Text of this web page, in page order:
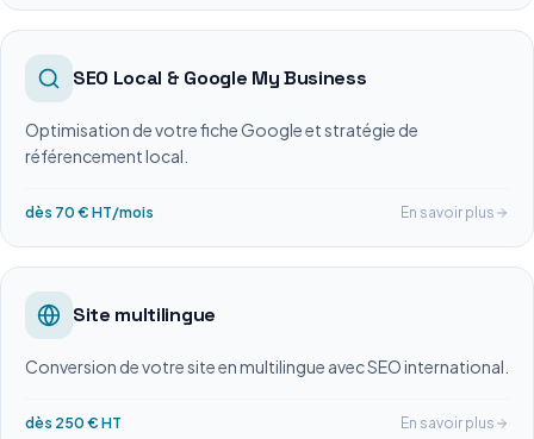
SEO Local & Google My Business
Optimisation de votre fiche Google et stratégie de
référencement local.
dès 70 € HT/mois En savoir plus
Site multilingue
Conversion de votre site en multilingue avec SEO international.
dès 250 € HT En savoir plus